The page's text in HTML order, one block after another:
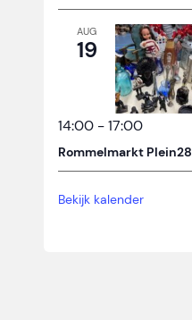
AUG
19
14:00 -17:00
Rommelmarkt Plein28
Bekijk kalender